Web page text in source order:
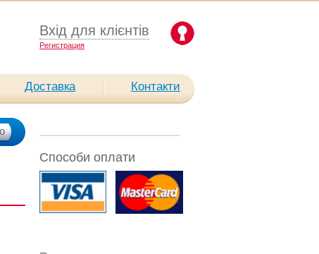
Вхід для клієнтів
Pегистрация
Доставка Контакти
Способи оплати